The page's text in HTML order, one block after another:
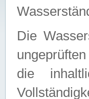
Die
die